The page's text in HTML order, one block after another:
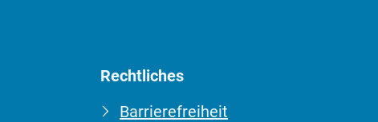
Rechtliches
Barrierefreiheit